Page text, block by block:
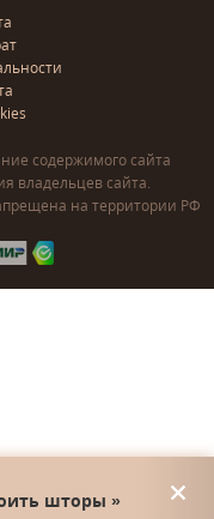
содержимого сайта
владельцев сайта.
на территории РФ
шторы »